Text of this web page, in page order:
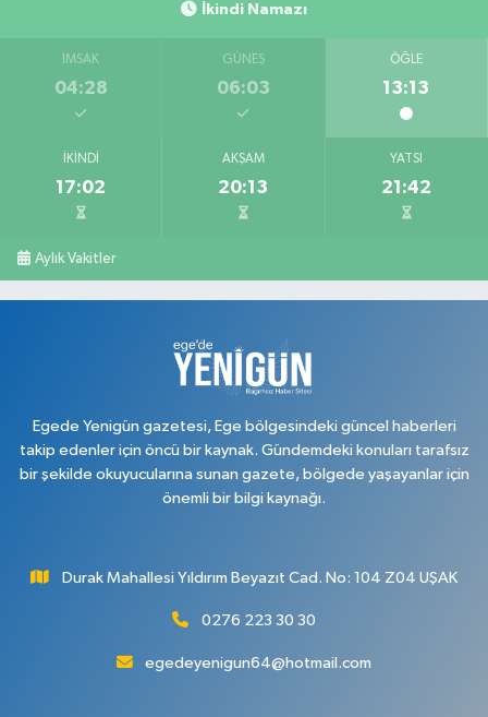
İkindi Namazı
İMSAK
04:28
GÜNEŞ
06:03
ÖĞLE
13:13
İKINDI
17:02
AKŞAM
20:13
YATSI
21:42
Aylık Vakitler
Egede Yenigün gazetesi, Ege bölgesindeki güncel haberleri
takip edenler için öncü bir kaynak. Gündemdeki konuları tarafsız
bir şekilde okuyucularına sunan gazete, bölgede yaşayanlar için
önemli bir bilgi kaynağı.
Durak Mahallesi Yıldırım Beyazıt Cad. No: 104 Z04 UŞAK
0276 223 30 30
egedeyenigun64@hotmail.com